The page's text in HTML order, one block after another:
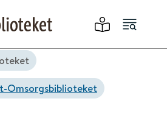
Omsorgsbiblioteket